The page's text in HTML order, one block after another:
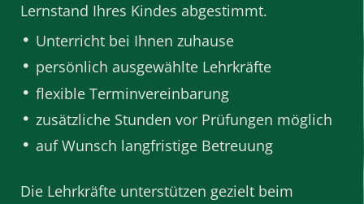
Lernstand Ihres Kindes abgestimmt.
Unterricht bei Ihnen zuhause
persönlich ausgewählte Lehrkräfte
flexible Terminvereinbarung
zusätzliche Stunden vor Prüfungen möglich
auf Wunsch langfristige Betreuung
Die Lehrkräfte unterstützen gezielt beim